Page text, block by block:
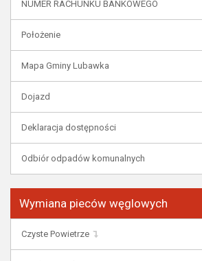
NUMER RACHUNKU BANKOWEGO
Położenie
Mapa Gminy Lubawka
Dojazd
Deklaracja dostępności
Odbiór odpadów komunalnych
Wymiana pieców węglowych
Czyste Powietrze